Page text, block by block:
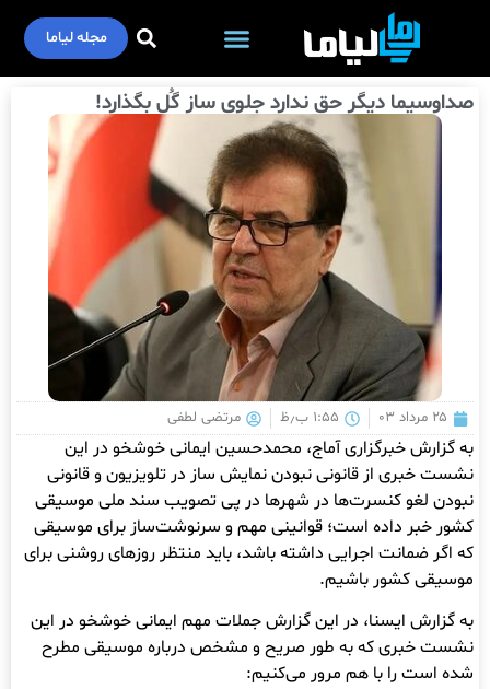
مجله لیاما
صداوسیما دیگر حق ندارد جلوی ساز گُل بگذارد!
۲۵ مرداد ۰۳ ۱:۵۵ ب٫ظ مرتضی لطفی
به گزارش خبرگزاری آماج، محمدحسین ایمانی خوشخو در این
نشست خبری از قانونی نبودن نمایش ساز در تلویزیون و قانونی
نبودن لغو کنسرت‌ها در شهرها در پی تصویب سند ملی موسیقی
کشور خبر داده است؛ قوانینی مهم و سرنوشت‌ساز برای موسیقی
که اگر ضمانت اجرایی داشته باشد، باید منتظر روزهای روشنی برای
موسیقی کشور باشیم.
به گزارش ایسنا، در این گزارش جملات مهم ایمانی خوشخو در این
نشست خبری که به طور صریح و مشخص درباره موسیقی مطرح
شده است را با هم مرور می‌کنیم: